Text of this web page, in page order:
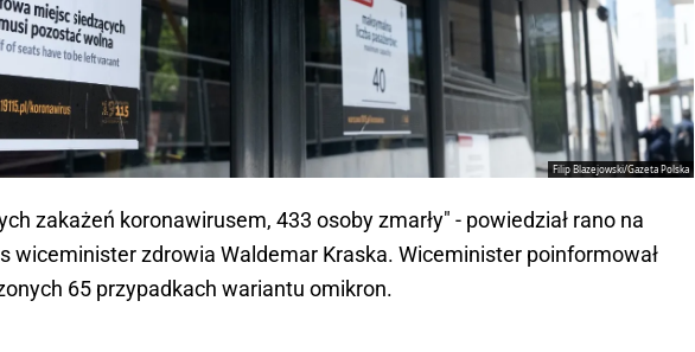
Filip Blazejowski/Gazeta Polska
zakażeń koronawirusem, 433 osoby zmarły" - powiedział rano na
wiceminister zdrowia Waldemar Kraska. Wiceminister poinformował
65 przypadkach wariantu omikron.